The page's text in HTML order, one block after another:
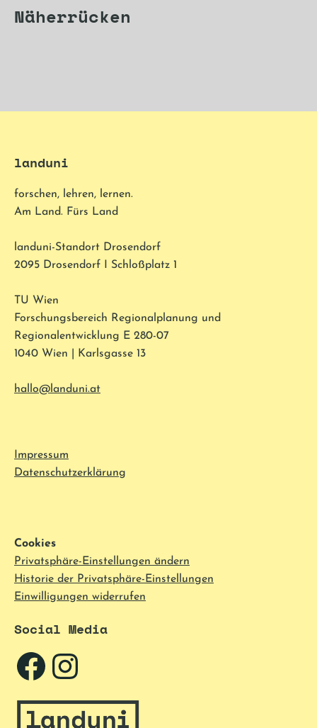
Näherrücken
landuni
forschen, lehren, lernen.
Am Land. Fürs Land
landuni-Standort Drosendorf
2095 Drosendorf I Schloßplatz 1
TU Wien
Forschungsbereich Regionalplanung und
Regionalentwicklung E 280-07
1040 Wien | Karlsgasse 13
hallo@landuni.at
Impressum
Datenschutzerklärung
Cookies
Privatsphäre-Einstellungen ändern
Historie der Privatsphäre-Einstellungen
Einwilligungen widerrufen
Social Media
Facebook
Instagram